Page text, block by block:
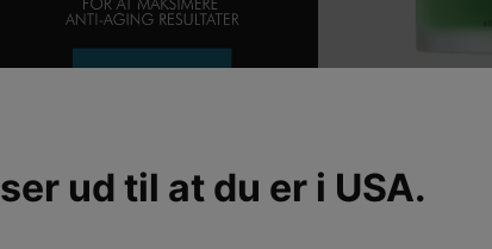
Beroligende
ser ud til at du er i USA.